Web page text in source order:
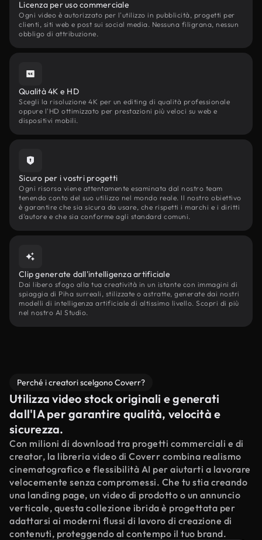
Licenza per uso commerciale
Ogni video è autorizzato per l'utilizzo in pubblicità, progetti per
clienti, siti web e post sui social media. Nessuna filigrana, nessun
obbligo di attribuzione.
Qualità 4K e HD
Scegli la risoluzione 4K per un editing di qualità professionale
oppure l'HD ottimizzato per prestazioni più veloci su web e
dispositivi mobili.
Sicuro per i vostri progetti
Ogni risorsa viene attentamente esaminata dal nostro team
tenendo conto del suo utilizzo nel mondo reale. Il nostro obiettivo
è garantire che sia sicura da usare, che rispetti i marchi e i diritti
d'autore e che sia conforme agli standard comuni.
Clip generate dall'intelligenza artificiale
Dai libero sfogo alla tua creatività in un istante con immagini di
spiaggia di Piha surreali, stilizzate o astratte, generate dai nostri
modelli di intelligenza artificiale di altissimo livello. Scopri di più
nel nostro AI Studio.
Perché i creatori scelgono Coverr?
Utilizza video stock originali e generati
dall'IA per garantire qualità, velocità e
sicurezza.
Con milioni di download tra progetti commerciali e di
creator, la libreria video di Coverr combina realismo
cinematografico e flessibilità AI per aiutarti a lavorare
velocemente senza compromessi. Che tu stia creando
una landing page, un video di prodotto o un annuncio
verticale, questa collezione ibrida è progettata per
adattarsi ai moderni flussi di lavoro di creazione di
contenuti, proteggendo al contempo il tuo brand.